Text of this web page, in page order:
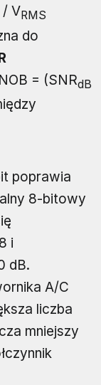
/ VRMS
do
= (SNRdB
poprawia
8-bitowy
i
dB.
A/C
liczba
mniejszy